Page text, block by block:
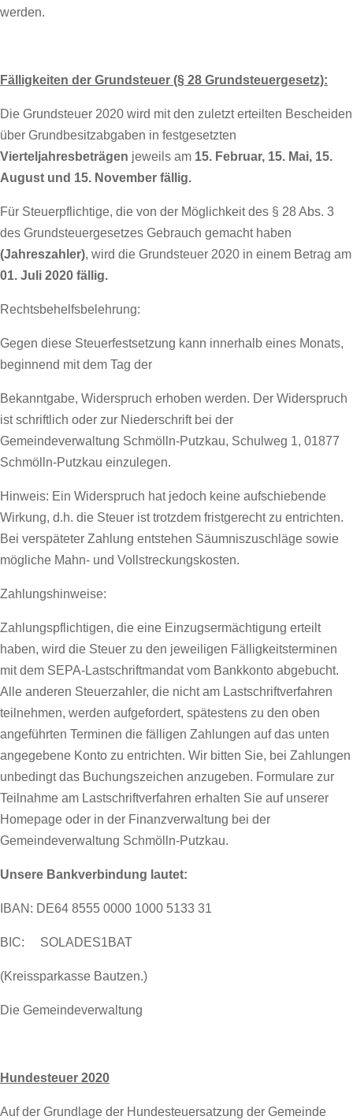
werden.
Fälligkeiten der Grundsteuer (§ 28 Grundsteuergesetz):
Die Grundsteuer 2020 wird mit den zuletzt erteilten Bescheiden
über Grundbesitzabgaben in festgesetzten
Vierteljahresbeträgen jeweils am 15. Februar, 15. Mai, 15.
August und 15. November fällig.
Für Steuerpflichtige, die von der Möglichkeit des § 28 Abs. 3
des Grundsteuergesetzes Gebrauch gemacht haben
(Jahreszahler), wird die Grundsteuer 2020 in einem Betrag am
01. Juli 2020 fällig.
Rechtsbehelfsbelehrung:
Gegen diese Steuerfestsetzung kann innerhalb eines Monats,
beginnend mit dem Tag der
Bekanntgabe, Widerspruch erhoben werden. Der Widerspruch
ist schriftlich oder zur Niederschrift bei der
Gemeindeverwaltung Schmölln-Putzkau, Schulweg 1, 01877
Schmölln-Putzkau einzulegen.
Hinweis: Ein Widerspruch hat jedoch keine aufschiebende
Wirkung, d.h. die Steuer ist trotzdem fristgerecht zu entrichten.
Bei verspäteter Zahlung entstehen Säumniszuschläge sowie
mögliche Mahn- und Vollstreckungskosten.
Zahlungshinweise:
Zahlungspflichtigen, die eine Einzugsermächtigung erteilt
haben, wird die Steuer zu den jeweiligen Fälligkeitsterminen
mit dem SEPA-Lastschriftmandat vom Bankkonto abgebucht.
Alle anderen Steuerzahler, die nicht am Lastschriftverfahren
teilnehmen, werden aufgefordert, spätestens zu den oben
angeführten Terminen die fälligen Zahlungen auf das unten
angegebene Konto zu entrichten. Wir bitten Sie, bei Zahlungen
unbedingt das Buchungszeichen anzugeben. Formulare zur
Teilnahme am Lastschriftverfahren erhalten Sie auf unserer
Homepage oder in der Finanzverwaltung bei der
Gemeindeverwaltung Schmölln-Putzkau.
Unsere Bankverbindung lautet:
IBAN: DE64 8555 0000 1000 5133 31
BIC: SOLADES1BAT
(Kreissparkasse Bautzen.)
Die Gemeindeverwaltung
Hundesteuer 2020
Auf der Grundlage der Hundesteuersatzung der Gemeinde